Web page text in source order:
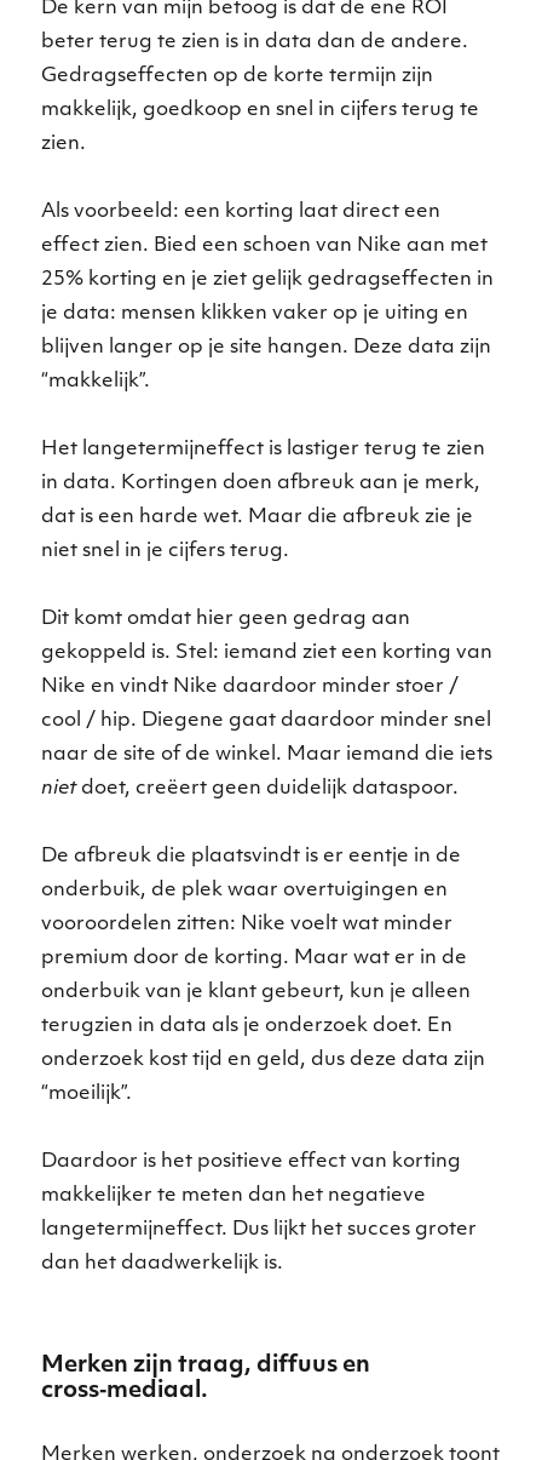
De kern van mijn betoog is dat de ene ROI
beter terug te zien is in data dan de andere.
Gedragseffecten op de korte termijn zijn
makkelijk, goedkoop en snel in cijfers terug te
zien.
Als voorbeeld: een korting laat direct een
effect zien. Bied een schoen van Nike aan met
25% korting en je ziet gelijk gedragseffecten in
je data: mensen klikken vaker op je uiting en
blijven langer op je site hangen. Deze data zijn
“makkelijk”.
Het langetermijneffect is lastiger terug te zien
in data. Kortingen doen afbreuk aan je merk,
dat is een harde wet. Maar die afbreuk zie je
niet snel in je cijfers terug.
Dit komt omdat hier geen gedrag aan
gekoppeld is. Stel: iemand ziet een korting van
Nike en vindt Nike daardoor minder stoer /
cool / hip. Diegene gaat daardoor minder snel
naar de site of de winkel. Maar iemand die iets
nietdoet, creëert geen duidelijk dataspoor.
De afbreuk die plaatsvindt is er eentje in de
onderbuik, de plek waar overtuigingen en
vooroordelen zitten: Nike voelt wat minder
premium door de korting. Maar wat er in de
onderbuik van je klant gebeurt, kun je alleen
terugzien in data als je onderzoek doet. En
onderzoek kost tijd en geld, dus deze data zijn
“moeilijk”.
Daardoor is het positieve effect van korting
makkelijker te meten dan het negatieve
langetermijneffect. Dus lijkt het succes groter
dan het daadwerkelijk is.
Merken zijn traag, diffuus en
cross‑mediaal.
Merken werken, onderzoek na onderzoek toont